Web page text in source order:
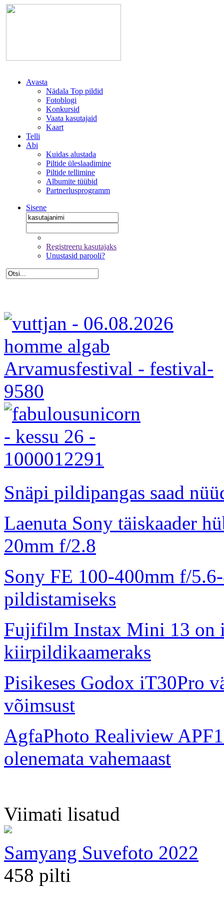
Avasta
Nädala Top pildid
Fotoblogi
Konkursid
Vaata kasutajaid
Kaart
Telli
Abi
Kuidas alustada
Piltide üleslaadimine
Piltide tellimine
Albumite tüübid
Partnerlusprogramm
Sisene
Registreeru kasutajaks
Unustasid parooli?
Snäpi pildipangas saad
Laenuta Sony täiskaader
20mm f/2.8
Sony FE 100-400mm f/
pildistamiseks
Fujifilm Instax Mini 13 on
kiirpildikaameraks
Pisikeses Godox iT30Pro
võimsust
AgfaPhoto Realiview
olenemata vahemaast
Viimati lisatud
Samyang Suvefoto 2022
458 pilti